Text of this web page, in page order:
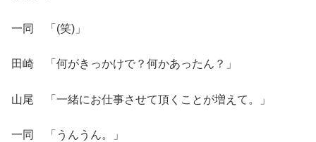
一同 「(笑)」
田崎 「何がきっかけで？何かあったん？」
山尾 「一緒にお仕事させて頂くことが増えて。」
一同 「うんうん。」